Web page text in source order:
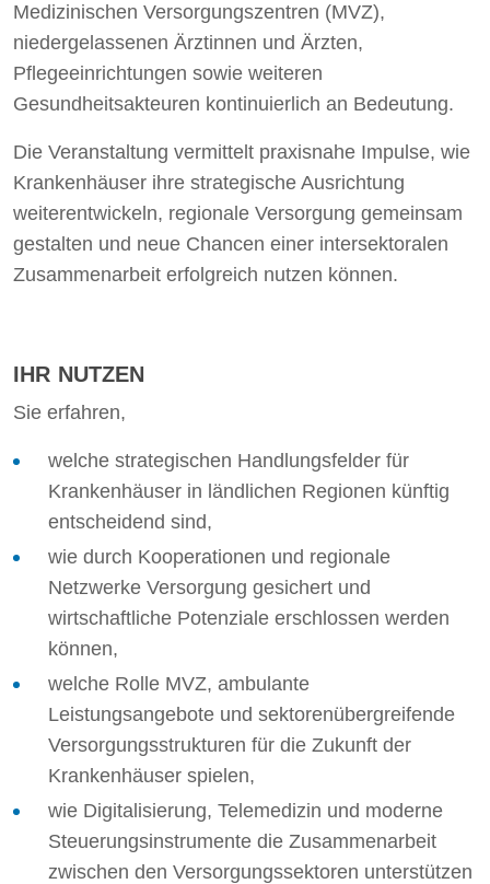
Medizinischen Versorgungszentren (MVZ),
niedergelassenen Ärztinnen und Ärzten,
Pflegeeinrichtungen sowie weiteren
Gesundheitsakteuren kontinuierlich an Bedeutung.
Die Veranstaltung vermittelt praxisnahe Impulse, wie
Krankenhäuser ihre strategische Ausrichtung
weiterentwickeln, regionale Versorgung gemeinsam
gestalten und neue Chancen einer intersektoralen
Zusammenarbeit erfolgreich nutzen können.
IHR NUTZEN
Sie erfahren,
welche strategischen Handlungsfelder für
Krankenhäuser in ländlichen Regionen künftig
entscheidend sind,
wie durch Kooperationen und regionale
Netzwerke Versorgung gesichert und
wirtschaftliche Potenziale erschlossen werden
können,
welche Rolle MVZ, ambulante
Leistungsangebote und sektorenübergreifende
Versorgungsstrukturen für die Zukunft der
Krankenhäuser spielen,
wie Digitalisierung, Telemedizin und moderne
Steuerungsinstrumente die Zusammenarbeit
zwischen den Versorgungssektoren unterstützen